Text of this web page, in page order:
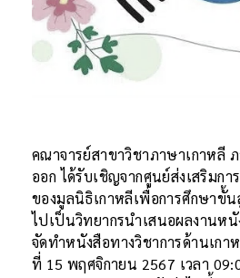
คณาจารย์สาขาวิชาภาษาเกาหลี
ออก ได้รับเชิญจากศูนย์ส่งเสริมกา
ของมูลนิธิเกาหลีเพื่อการศึกษาขั้
ไปเป็นวิทยากรนำเสนอผลงานห
จัดทำหนังสือทางวิชาการด้านเกา
ที่ 15 พฤศจิกายน 2567 เวลา